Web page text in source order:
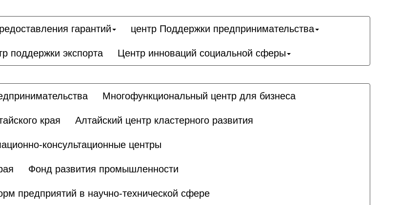
гарантий центр Поддержки предпринимательства
поддержки экспорта Центр инноваций социальной сферы
Многофункциональный центр для бизнеса
края Алтайский центр кластерного развития
консультационные центры
Фонд развития промышленности
предприятий в научно-технической сфере